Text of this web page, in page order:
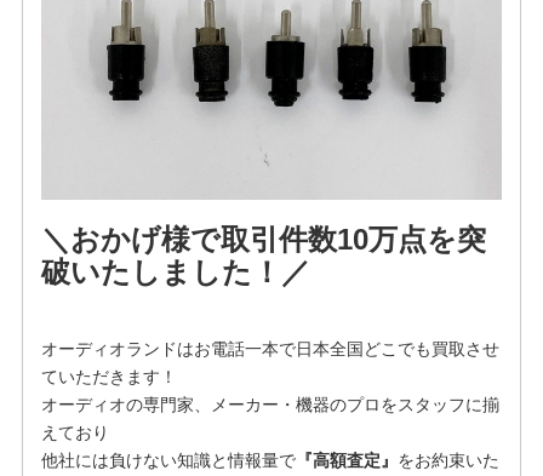
＼おかげ様で取引件数10万点を突
破いたしました！／
オーディオランドはお電話一本で日本全国どこでも買取させ
ていただきます！
オーディオの専門家、メーカー・機器のプロをスタッフに揃
えており
他社には負けない知識と情報量で『高額査定』 をお約束いた